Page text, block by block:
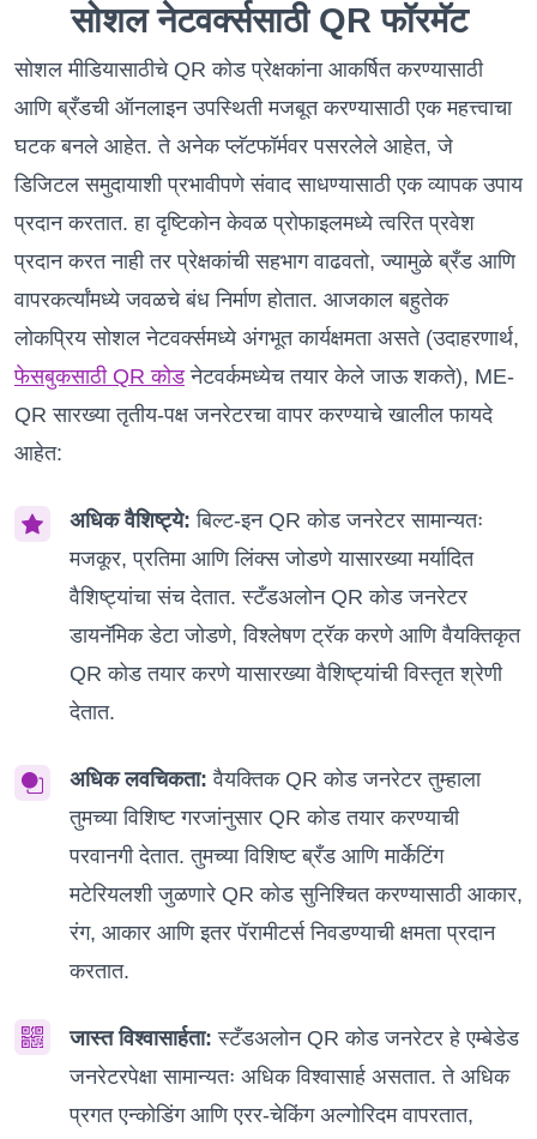
सोशल नेटवर्क्ससाठी QR फॉरमॅट
सोशल मीडियासाठीचे QR कोड प्रेक्षकांना आकर्षित करण्यासाठी
आणि ब्रँडची ऑनलाइन उपस्थिती मजबूत करण्यासाठी एक महत्त्वाचा
घटक बनले आहेत. ते अनेक प्लॅटफॉर्मवर पसरलेले आहेत, जे
डिजिटल समुदायाशी प्रभावीपणे संवाद साधण्यासाठी एक व्यापक उपाय
प्रदान करतात. हा दृष्टिकोन केवळ प्रोफाइलमध्ये त्वरित प्रवेश
प्रदान करत नाही तर प्रेक्षकांची सहभाग वाढवतो, ज्यामुळे ब्रँड आणि
वापरकर्त्यांमध्ये जवळचे बंध निर्माण होतात. आजकाल बहुतेक
लोकप्रिय सोशल नेटवर्क्समध्ये अंगभूत कार्यक्षमता असते (उदाहरणार्थ,
फेसबुकसाठी QR कोडनेटवर्कमध्येच तयार केले जाऊ शकते), ME-
QR सारख्या तृतीय-पक्ष जनरेटरचा वापर करण्याचे खालील फायदे
आहेत:
अधिक वैशिष्ट्ये: बिल्ट-इन QR कोड जनरेटर सामान्यतः
मजकूर, प्रतिमा आणि लिंक्स जोडणे यासारख्या मर्यादित
वैशिष्ट्यांचा संच देतात. स्टँडअलोन QR कोड जनरेटर
डायनॅमिक डेटा जोडणे, विश्लेषण ट्रॅक करणे आणि वैयक्तिकृत
QR कोड तयार करणे यासारख्या वैशिष्ट्यांची विस्तृत श्रेणी
देतात.
अधिक लवचिकता: वैयक्तिक QR कोड जनरेटर तुम्हाला
तुमच्या विशिष्ट गरजांनुसार QR कोड तयार करण्याची
परवानगी देतात. तुमच्या विशिष्ट ब्रँड आणि मार्केटिंग
मटेरियलशी जुळणारे QR कोड सुनिश्चित करण्यासाठी आकार,
रंग, आकार आणि इतर पॅरामीटर्स निवडण्याची क्षमता प्रदान
करतात.
जास्त विश्वासार्हता: स्टँडअलोन QR कोड जनरेटर हे एम्बेडेड
जनरेटरपेक्षा सामान्यतः अधिक विश्वासार्ह असतात. ते अधिक
प्रगत एन्कोडिंग आणि एरर-चेकिंग अल्गोरिदम वापरतात,